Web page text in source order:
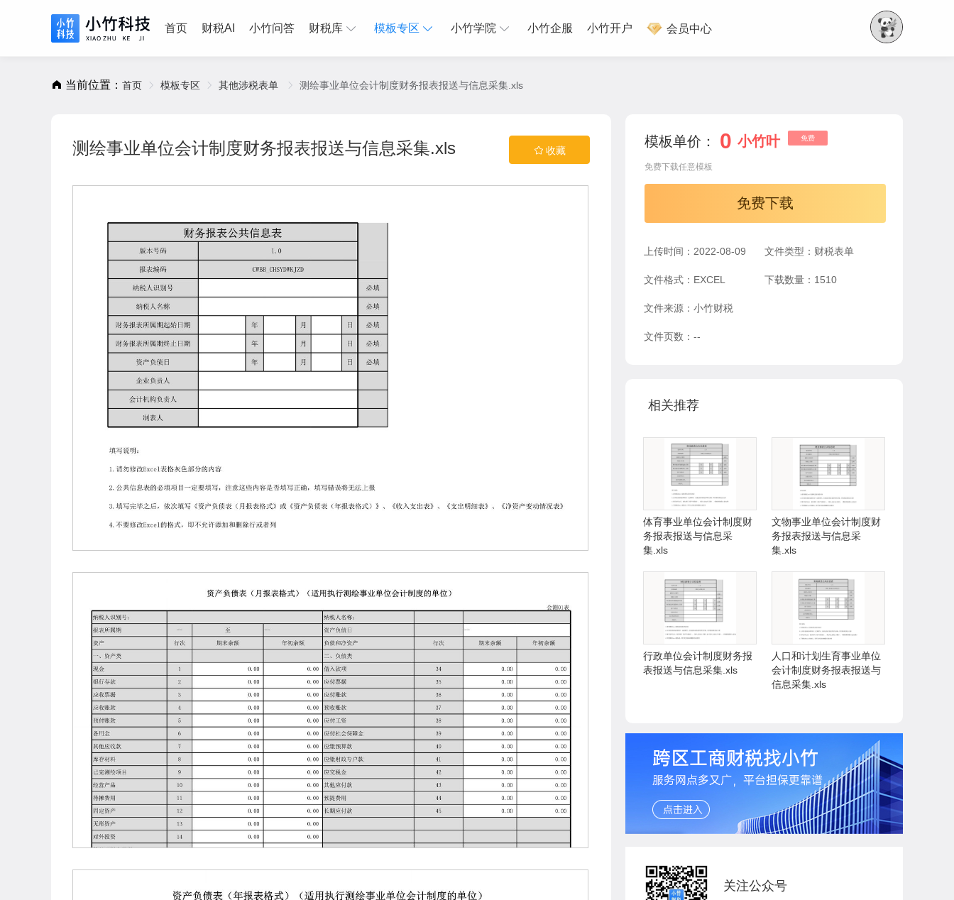
首页 财税AI 小竹问答 财税库 模板专区 小竹学院 小竹企服 小竹开户 会员中心
当前位置： 首页 模板专区 其他涉税表单 测绘事业单位会计制度财务报表报送与信息采集.xls
测绘事业单位会计制度财务报表报送与信息采集.xls 收藏
模板单价： 0 小竹叶 免费
免费下载任意模板
免费下载
上传时间：2022-08-09 文件类型：财税表单
文件格式：EXCEL 下载数量：1510
文件来源：小竹财税
文件页数：--
相关推荐
体育事业单位会计制度财
务报表报送与信息采
集.xls
文物事业单位会计制度财
务报表报送与信息采
集.xls
行政单位会计制度财务报
表报送与信息采集.xls
人口和计划生育事业单位
会计制度财务报表报送与
信息采集.xls
关注公众号